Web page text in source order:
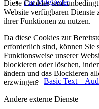
Für Mitglieder
Basic Text –
Diese Cookies sind
Website verfügbaren Dienste
ihrer Funktionen zu nutzen.
Da diese Cookies zur
erforderlich sind, können Sie
Funktionsweise unserer
blockieren oder löschen,
ändern und das Blockieren
erzwingen.
Andere externe Dienste